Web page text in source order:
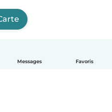
Messages Favoris